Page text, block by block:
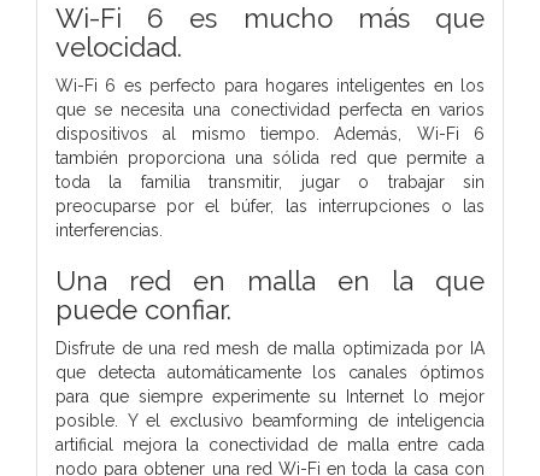
Wi-Fi 6 es mucho más que
velocidad.
Wi-Fi 6 es perfecto para hogares inteligentes en los
que se necesita una conectividad perfecta en varios
dispositivos al mismo tiempo. Además, Wi-Fi 6
también proporciona una sólida red que permite a
toda la familia transmitir, jugar o trabajar sin
preocuparse por el búfer, las interrupciones o las
interferencias.
Una red en malla en la que
puede confiar.
Disfrute de una red mesh de malla optimizada por IA
que detecta automáticamente los canales óptimos
para que siempre experimente su Internet lo mejor
posible. Y el exclusivo beamforming de inteligencia
artificial mejora la conectividad de malla entre cada
nodo para obtener una red Wi-Fi en toda la casa con